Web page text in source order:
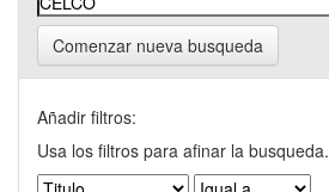
Comenzar nueva busqueda
Añadir filtros:
Usa los filtros para afinar la busqueda.